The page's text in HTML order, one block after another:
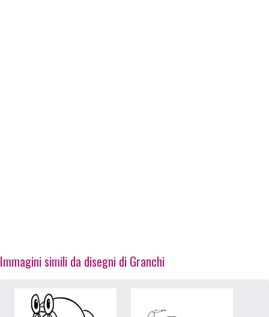
Immagini simili da disegni di Granchi